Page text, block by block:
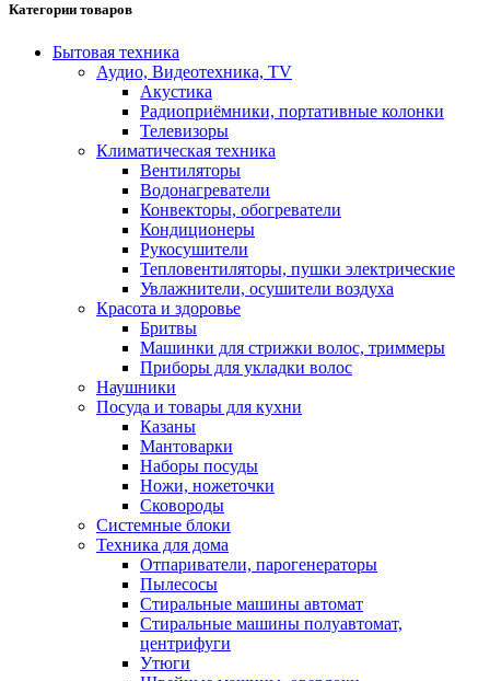
Категории товаров
Бытовая техника
Аудио, Видеотехника, TV
Акустика
Радиоприёмники, портативные колонки
Телевизоры
Климатическая техника
Вентиляторы
Водонагреватели
Конвекторы, обогреватели
Кондиционеры
Рукосушители
Тепловентиляторы, пушки электрические
Увлажнители, осушители воздуха
Красота и здоровье
Бритвы
Машинки для стрижки волос, триммеры
Приборы для укладки волос
Наушники
Посуда и товары для кухни
Казаны
Мантоварки
Наборы посуды
Ножи, ножеточки
Сковороды
Системные блоки
Техника для дома
Отпариватели, парогенераторы
Пылесосы
Стиральные машины автомат
Стиральные машины полуавтомат,
центрифуги
Утюги